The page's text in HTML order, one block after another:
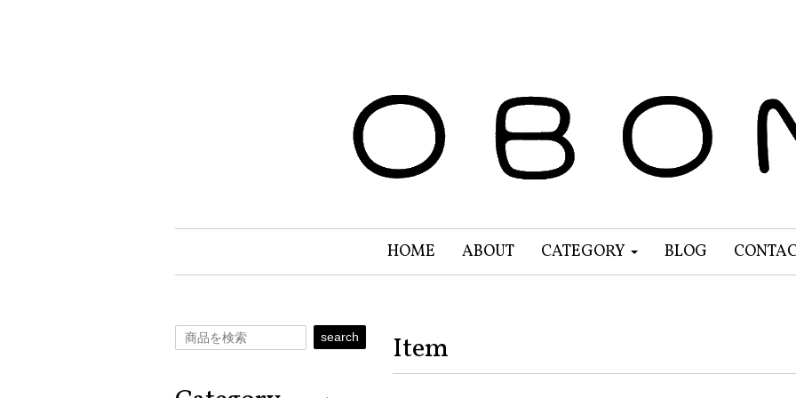
HOME ABOUT CATEGORY BLOG
Item
search